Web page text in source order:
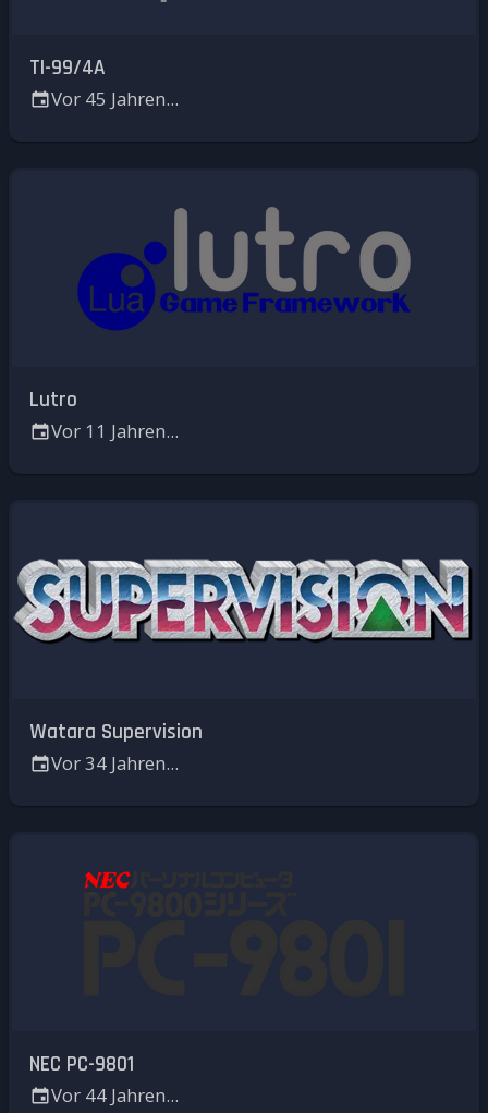
TI-99/4A
Vor 45 Jahren...
Lutro
Vor 11 Jahren...
Watara Supervision
Vor 34 Jahren...
NEC PC-9801
Vor 44 Jahren...